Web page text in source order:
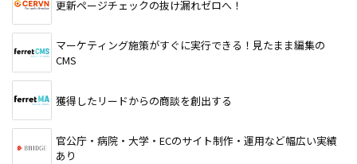
更新ページチェックの抜け漏れゼロへ！
マーケティング施策がすぐに実行できる！見たまま編集の
CMS
獲得したリードからの商談を創出する
官公庁・病院・大学・ECのサイト制作・運用など幅広い実績
あり